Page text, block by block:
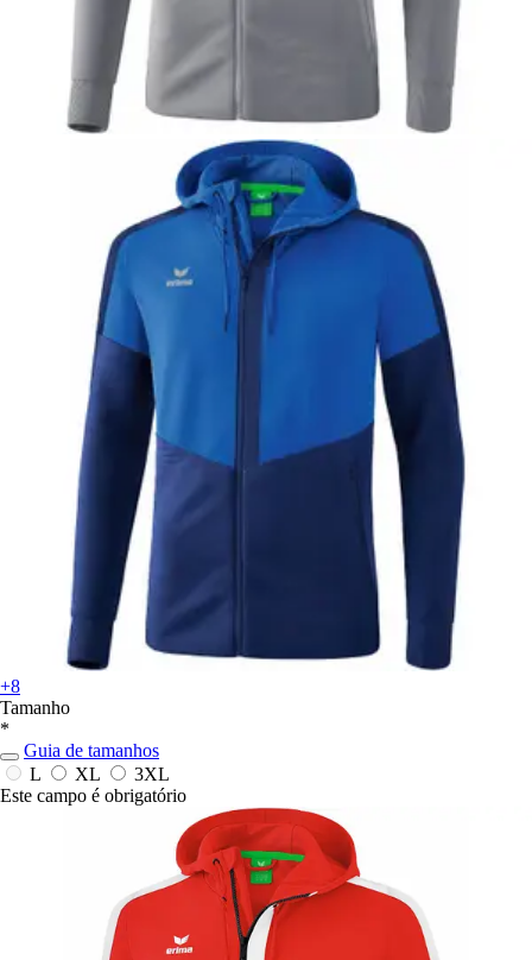
+8
Tamanho
*
Guia de tamanhos
L
XL
3XL
Este campo é obrigatório